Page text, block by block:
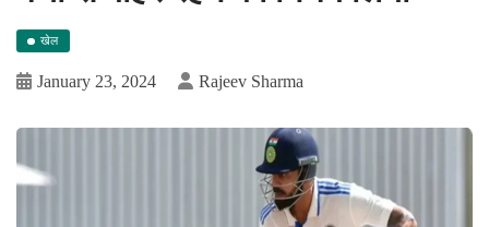
खेल
January 23, 2024 Rajeev Sharma